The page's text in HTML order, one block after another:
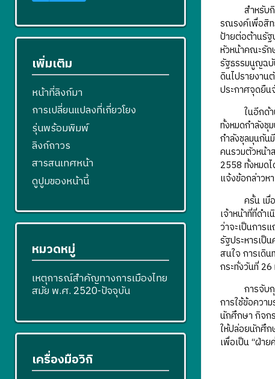
สำหรับกิจก
รณรงค์เพื่อสิท
ป้ายต่อต้านรัฐ
หัวหน้าคณะรัก
รัฐธรรมนูญฉบั
ดินไปรายงาน
ประกาศจุดยืน
ในอีกด้านห
ทั้งหมดกำลังชุ
กำลังชุลมุนกัน
คนรวมตัวหน้า
2558 ทั้งหมด
แจ้งข้อกล่าวห
ครั้น เมื่อถึ
เจ้าหน้าที่ที่ดำ
ว่าจะเป็นการ
รัฐประหารเป็
สนใจ การเดิ
กระทั่งวันที่
การจับกุมนั
การใช้ข้อควา
นักศึกษา กิจก
ให้ปล่อยนักศึ
เพื่อเป็น “ฝ่าย
เพิ่มเติม
หน้าที่ลิงก์มา
การเปลี่ยนแปลงที่เกี่ยวโยง
รุ่นพร้อมพิมพ์
ลิงก์ถาวร
สารสนเทศหน้า
ดูปูมของหน้านี้
หมวดหมู่
เหตุการณ์สำคัญทางการเมืองไทย
สมัย พ.ศ. 2520-ปัจจุบัน
เครื่องมือวิกิ